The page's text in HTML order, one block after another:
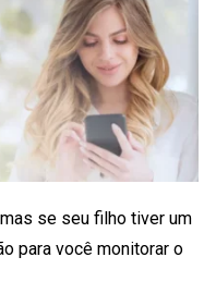
se seu filho tiver um
para você monitorar o